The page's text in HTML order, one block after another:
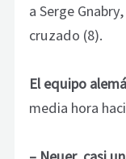
a Serge
cruzado (8).
El equipo
media hora